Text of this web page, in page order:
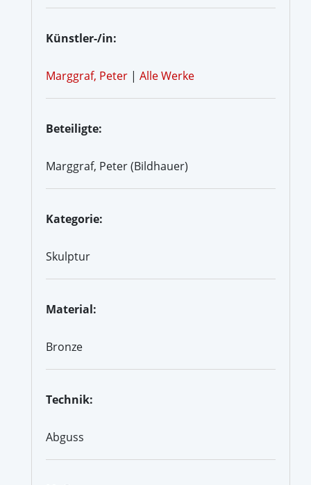
Künstler-/in:
Marggraf, Peter | Alle Werke
Beteiligte:
Marggraf, Peter (Bildhauer)
Kategorie:
Skulptur
Material:
Bronze
Technik:
Abguss